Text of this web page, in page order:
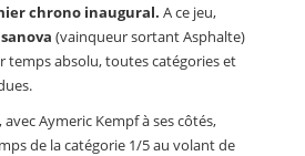
chrono inaugural. A ce jeu,
(vainqueur sortant Asphalte)
temps absolu, toutes catégories et
, avec Aymeric Kempf à ses côtés,
de la catégorie 1/5 au volant de